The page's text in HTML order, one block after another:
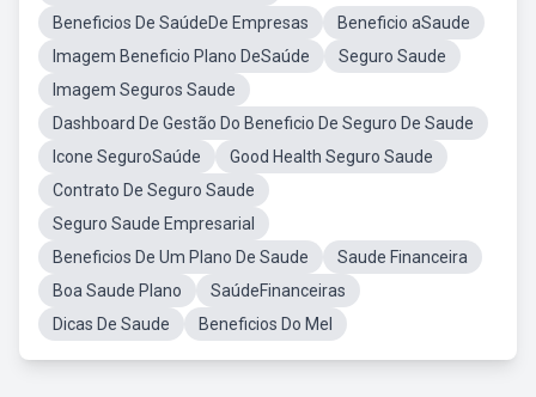
Beneficios De SaúdeDe Empresas
Beneficio aSaude
Imagem Beneficio Plano DeSaúde
Seguro Saude
Imagem Seguros Saude
Dashboard De Gestão Do Beneficio De Seguro De Saude
Icone SeguroSaúde
Good Health Seguro Saude
Contrato De Seguro Saude
Seguro Saude Empresarial
Beneficios De Um Plano De Saude
Saude Financeira
Boa Saude Plano
SaúdeFinanceiras
Dicas De Saude
Beneficios Do Mel